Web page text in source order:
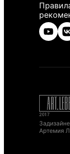
Артемия